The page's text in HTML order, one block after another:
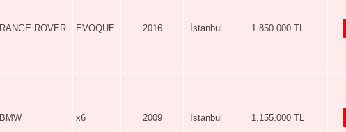
RANGE ROVER EVOQUE 2016 İstanbul 1.850.000 TL
BMW x6 2009 İstanbul 1.155.000 TL